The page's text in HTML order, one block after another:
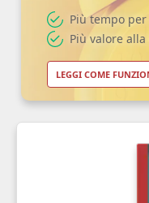
Più tempo per
Più valore
LEGGI COME